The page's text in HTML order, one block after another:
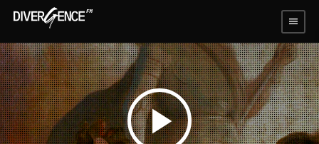
menu
play_arrow